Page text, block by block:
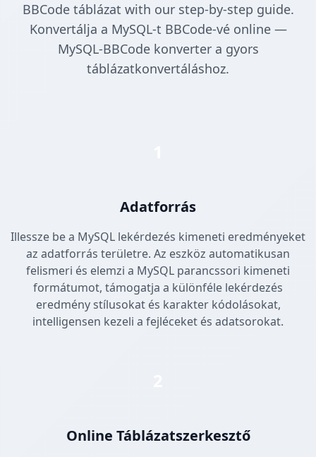
BBCode táblázat with our step-by-step guide.
Konvertálja a MySQL-t BBCode-vé online —
MySQL-BBCode konverter a gyors
táblázatkonvertáláshoz.
Adatforrás
Illessze be a MySQL lekérdezés kimeneti eredményeket
az adatforrás területre. Az eszköz automatikusan
felismeri és elemzi a MySQL parancssori kimeneti
formátumot, támogatja a különféle lekérdezés
eredmény stílusokat és karakter kódolásokat,
intelligensen kezeli a fejléceket és adatsorokat.
Online Táblázatszerkesztő